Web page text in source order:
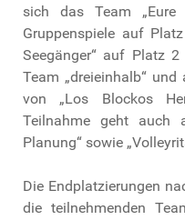
sich das Team „Eure
Gruppenspiele auf
Seegänger“ auf Platz
Team „dreieinhalb“
von „Los Blockos
Teilnahme geht auch
Planung“ sowie
Die Endplatzierungen
die teilnehmenden